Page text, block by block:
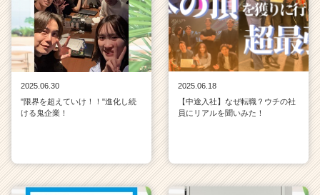
2025.06.30
"限界を超えていけ！！"進化し続
ける鬼企業！
2025.06.18
【中途入社】なぜ転職？ウチの社
員にリアルを聞いみた！